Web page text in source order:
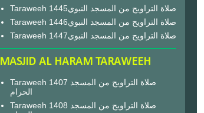
Taraweeh 1445صلاة التراويح من المسجد النبوي
Taraweeh 1446صلاة التراويح من المسجد النبوي
Taraweeh 1447صلاة التراويح من المسجد النبوي
MASJID AL HARAM TARAWEEH
Taraweeh 1407 صلاة التراويح من المسجد
الحرام
Taraweeh 1408 صلاة التراويح من المسجد